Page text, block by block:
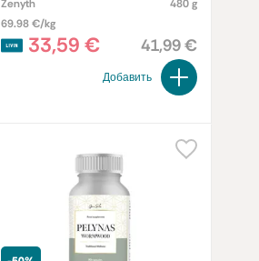
Zenyth
480 g
69.98 €/kg
33,59 € 41,99 €
Добавить